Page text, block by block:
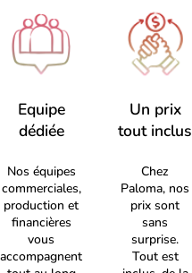
Equipe
dédiée
Nos équipes
commerciales,
production et
financières
vous
accompagnent
Un prix
tout inclus
Chez
Paloma, nos
prix sont
sans
surprise.
Tout est